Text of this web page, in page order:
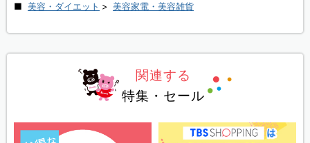
美容・ダイエット > 美容家電・美容雑貨
関連する
特集・セール